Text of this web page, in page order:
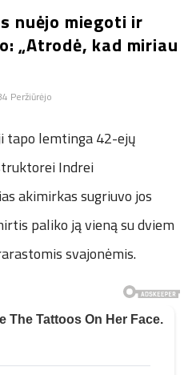
nuėjo miegoti ir
„Atrodė, kad miriau
Peržiūrėjo
tapo lemtinga 42-ejų
Indrei
akimirkas sugriuvo jos
paliko ją vieną su dviem
svajonėmis.